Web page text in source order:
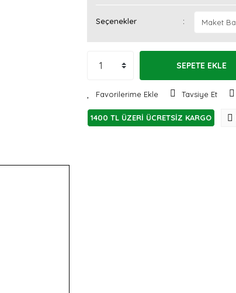
Seçenekler
SEPETE EKLE
Tavsiye Et
1400 TL ÜZERİ ÜCRETSİZ KARGO